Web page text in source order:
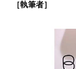
［執筆者］